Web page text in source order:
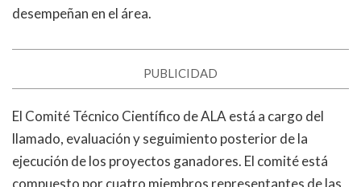
desempeñan en el área.
PUBLICIDAD
El Comité Técnico Científico de ALA está a cargo del
llamado, evaluación y seguimiento posterior de la
ejecución de los proyectos ganadores. El comité está
compuesto por cuatro miembros representantes de las